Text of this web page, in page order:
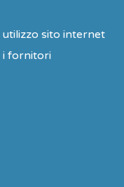
sito internet
i fornitori